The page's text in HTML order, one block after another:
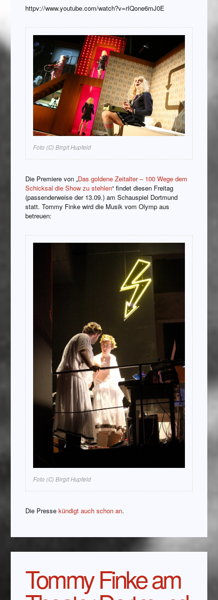
httpv://www.youtube.com/watch?v=rIQone6mJ0E
Foto (C) Birgit Hupfeld
Die Premiere von „Das goldene Zeitalter – 100 Wege dem
Schicksal die Show zu stehlen“ findet diesen Freitag
(passenderweise der 13.09.) am Schauspiel Dortmund
statt. Tommy Finke wird die Musik vom Olymp aus
betreuen:
Foto (C) Birgit Hupfeld
Die Pressekündigt auch schon an.
Tommy Finke am